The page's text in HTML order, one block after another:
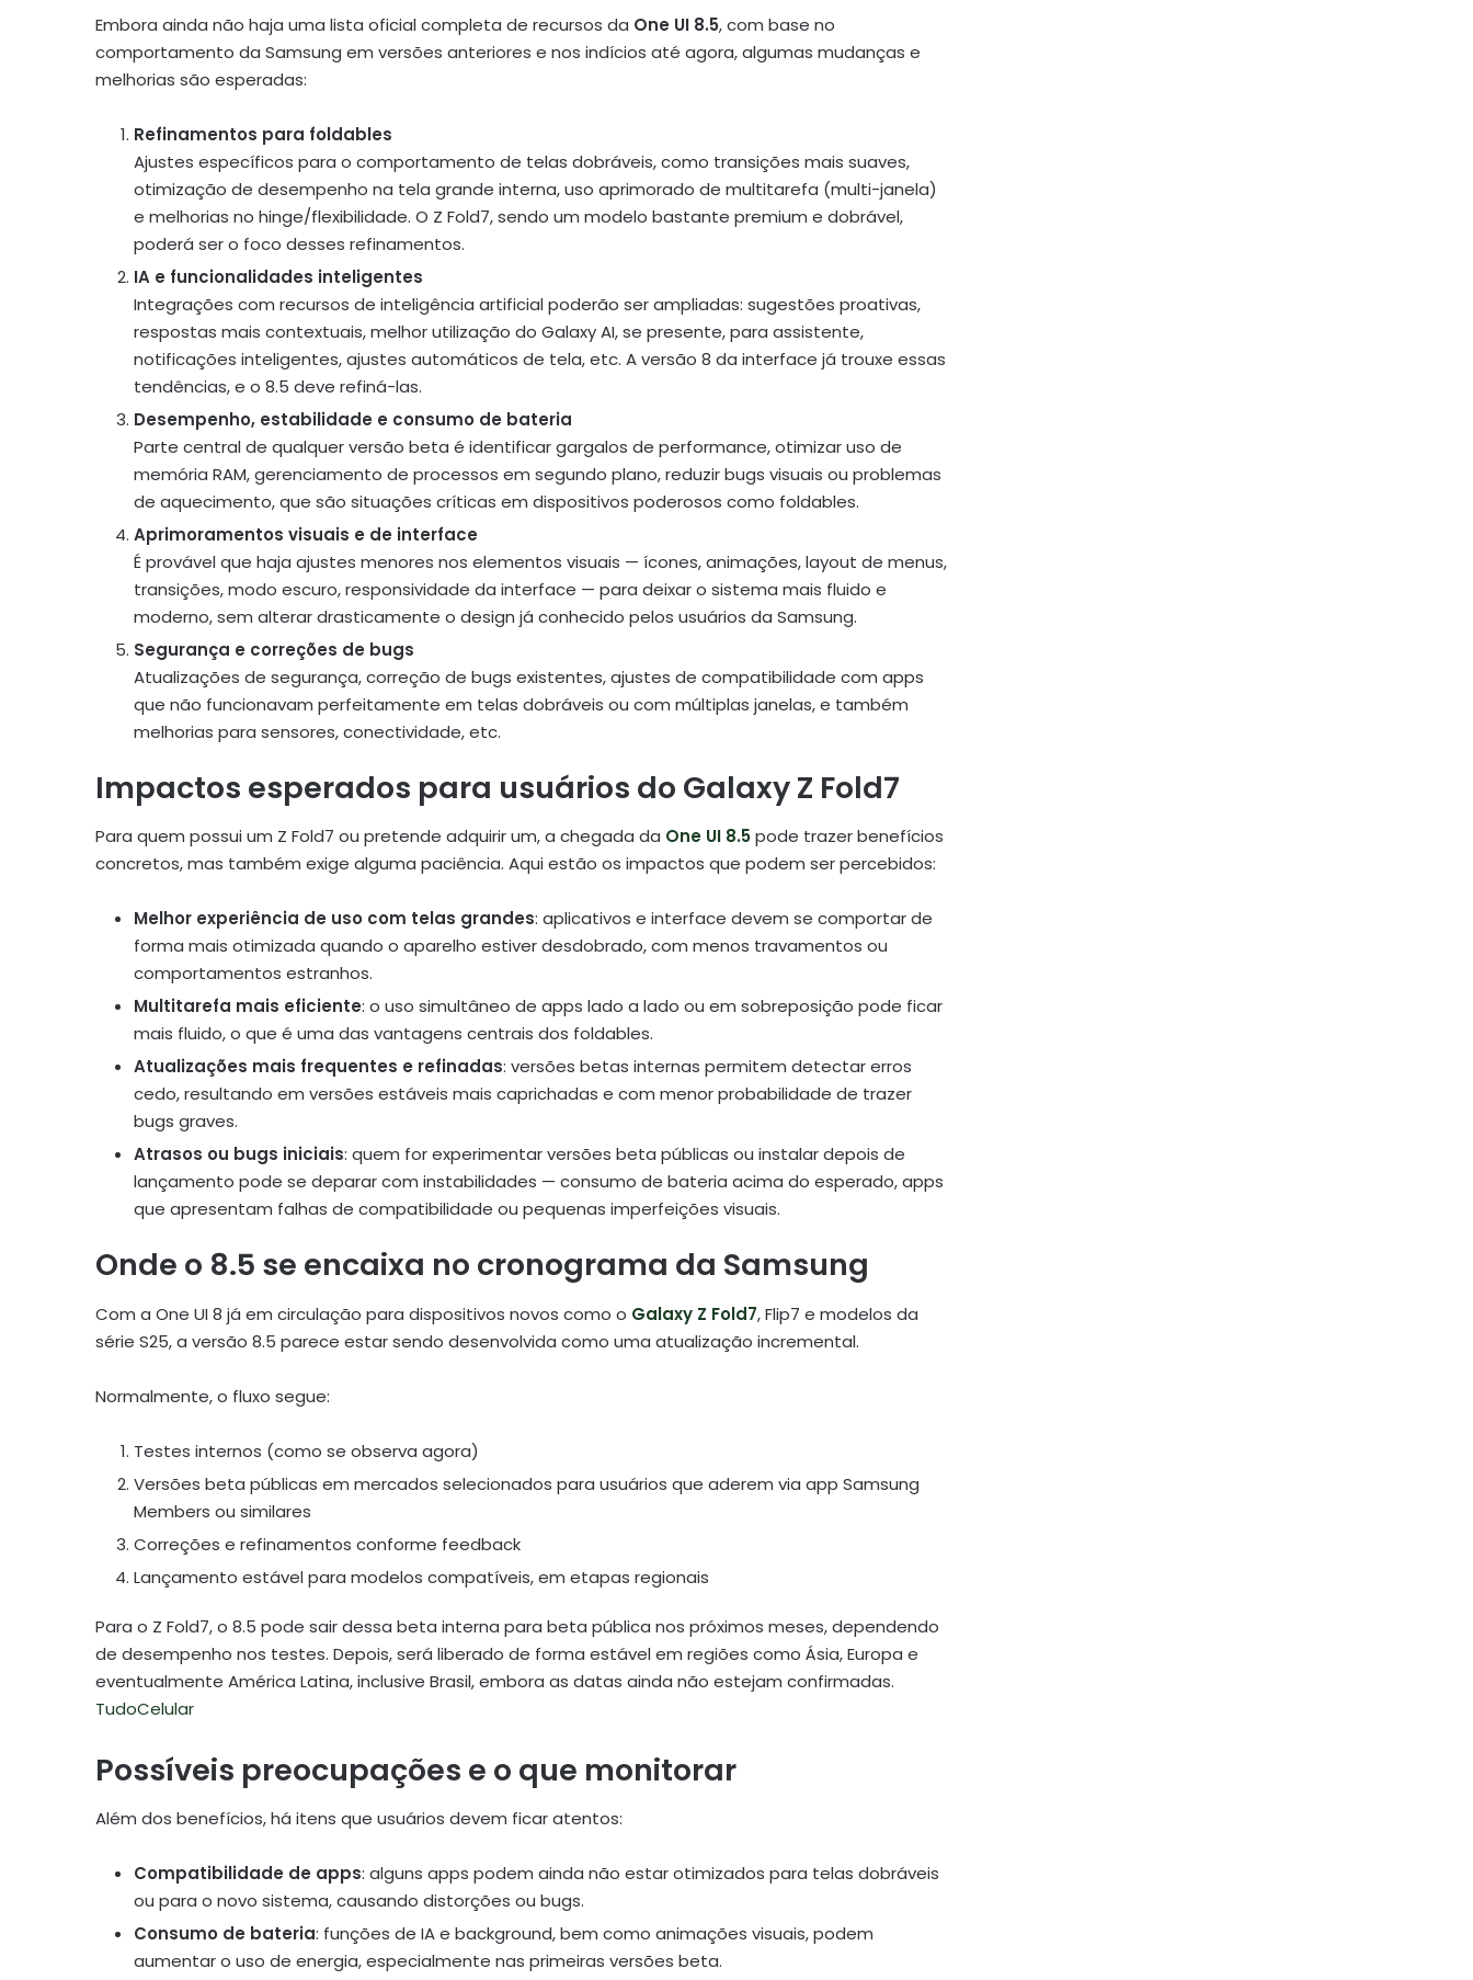
Embora ainda não haja uma lista oficial completa de recursos da One UI 8.5, com base no
comportamento da Samsung em versões anteriores e nos indícios até agora, algumas mudanças e
melhorias são esperadas:
Refinamentos para foldables
Ajustes específicos para o comportamento de telas dobráveis, como transições mais suaves,
otimização de desempenho na tela grande interna, uso aprimorado de multitarefa (multi-janela)
e melhorias no hinge/flexibilidade. O Z Fold7, sendo um modelo bastante premium e dobrável,
poderá ser o foco desses refinamentos.
IA e funcionalidades inteligentes
Integrações com recursos de inteligência artificial poderão ser ampliadas: sugestões proativas,
respostas mais contextuais, melhor utilização do Galaxy AI, se presente, para assistente,
notificações inteligentes, ajustes automáticos de tela, etc. A versão 8 da interface já trouxe essas
tendências, e o 8.5 deve refiná-las.
Desempenho, estabilidade e consumo de bateria
Parte central de qualquer versão beta é identificar gargalos de performance, otimizar uso de
memória RAM, gerenciamento de processos em segundo plano, reduzir bugs visuais ou problemas
de aquecimento, que são situações críticas em dispositivos poderosos como foldables.
Aprimoramentos visuais e de interface
É provável que haja ajustes menores nos elementos visuais — ícones, animações, layout de menus,
transições, modo escuro, responsividade da interface — para deixar o sistema mais fluido e
moderno, sem alterar drasticamente o design já conhecido pelos usuários da Samsung.
Segurança e correções de bugs
Atualizações de segurança, correção de bugs existentes, ajustes de compatibilidade com apps
que não funcionavam perfeitamente em telas dobráveis ou com múltiplas janelas, e também
melhorias para sensores, conectividade, etc.
Impactos esperados para usuários do Galaxy Z Fold7
Para quem possui um Z Fold7 ou pretende adquirir um, a chegada da One UI 8.5pode trazer benefícios
concretos, mas também exige alguma paciência. Aqui estão os impactos que podem ser percebidos:
Melhor experiência de uso com telas grandes: aplicativos e interface devem se comportar de
forma mais otimizada quando o aparelho estiver desdobrado, com menos travamentos ou
comportamentos estranhos.
Multitarefa mais eficiente: o uso simultâneo de apps lado a lado ou em sobreposição pode ficar
mais fluido, o que é uma das vantagens centrais dos foldables.
Atualizações mais frequentes e refinadas: versões betas internas permitem detectar erros
cedo, resultando em versões estáveis mais caprichadas e com menor probabilidade de trazer
bugs graves.
Atrasos ou bugs iniciais: quem for experimentar versões beta públicas ou instalar depois de
lançamento pode se deparar com instabilidades — consumo de bateria acima do esperado, apps
que apresentam falhas de compatibilidade ou pequenas imperfeições visuais.
Onde o 8.5 se encaixa no cronograma da Samsung
Com a One UI 8 já em circulação para dispositivos novos como o Galaxy Z Fold7, Flip7 e modelos da
série S25, a versão 8.5 parece estar sendo desenvolvida como uma atualização incremental.
Normalmente, o fluxo segue:
Testes internos (como se observa agora)
Versões beta públicas em mercados selecionados para usuários que aderem via app Samsung
Members ou similares
Correções e refinamentos conforme feedback
Lançamento estável para modelos compatíveis, em etapas regionais
Para o Z Fold7, o 8.5 pode sair dessa beta interna para beta pública nos próximos meses, dependendo
de desempenho nos testes. Depois, será liberado de forma estável em regiões como Ásia, Europa e
eventualmente América Latina, inclusive Brasil, embora as datas ainda não estejam confirmadas.
TudoCelular
Possíveis preocupações e o que monitorar
Além dos benefícios, há itens que usuários devem ficar atentos:
Compatibilidade de apps: alguns apps podem ainda não estar otimizados para telas dobráveis
ou para o novo sistema, causando distorções ou bugs.
Consumo de bateria: funções de IA e background, bem como animações visuais, podem
aumentar o uso de energia, especialmente nas primeiras versões beta.